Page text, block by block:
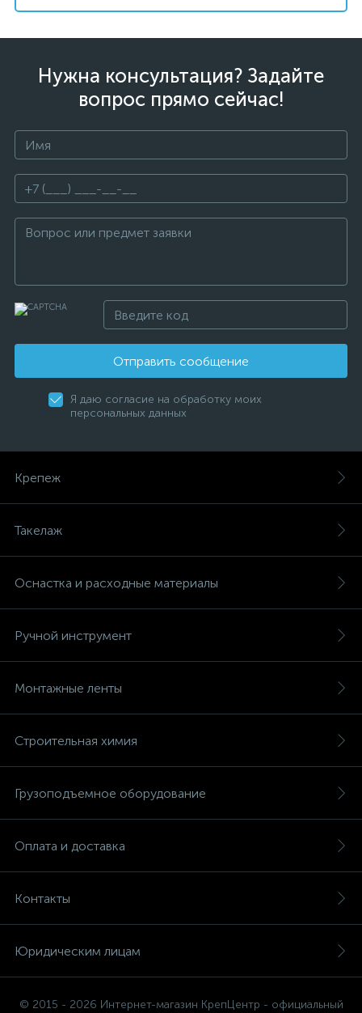
Нужна консультация? Задайте
вопрос прямо сейчас!
Отправить сообщение
Я даю согласие на обработку моих
персональных данных
Крепеж
Такелаж
Оснастка и расходные материалы
Ручной инструмент
Монтажные ленты
Строительная химия
Грузоподъемное оборудование
Оплата и доставка
Контакты
Юридическим лицам
© 2015 - 2026 Интернет-магазин КрепЦентр - официальный